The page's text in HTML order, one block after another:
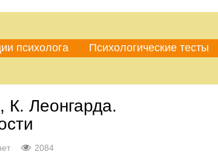
психолога Психологические тесты
Леонгарда.
2084